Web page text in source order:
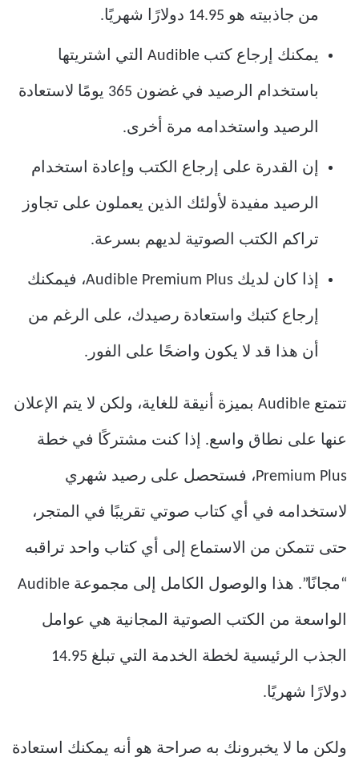
من جاذبيته هو 14.95 دولارًا شهريًا.
يمكنك إرجاع كتب Audible التي اشتريتها
باستخدام الرصيد في غضون 365 يومًا لاستعادة
الرصيد واستخدامه مرة أخرى.
إن القدرة على إرجاع الكتب وإعادة استخدام
الرصيد مفيدة لأولئك الذين يعملون على تجاوز
تراكم الكتب الصوتية لديهم بسرعة.
إذا كان لديك Audible Premium Plus، فيمكنك
إرجاع كتبك واستعادة رصيدك، على الرغم من
أن هذا قد لا يكون واضحًا على الفور.
تتمتع Audible بميزة أنيقة للغاية، ولكن لا يتم الإعلان
عنها على نطاق واسع. إذا كنت مشتركًا في خطة
Premium Plus، فستحصل على رصيد شهري
لاستخدامه في أي كتاب صوتي تقريبًا في المتجر،
حتى تتمكن من الاستماع إلى أي كتاب واحد تراقبه
“مجانًا”. هذا والوصول الكامل إلى مجموعة Audible
الواسعة من الكتب الصوتية المجانية هي عوامل
الجذب الرئيسية لخطة الخدمة التي تبلغ 14.95
دولارًا شهريًا.
ولكن ما لا يخبرونك به صراحة هو أنه يمكنك استعادة